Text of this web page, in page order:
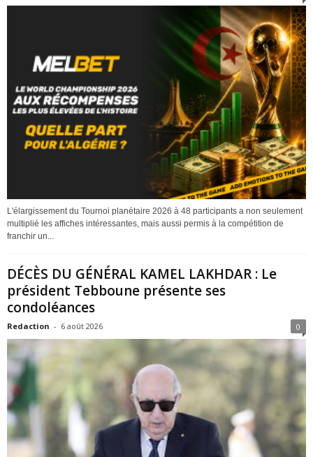
L'élargissement du Tournoi planétaire 2026 à 48 participants a non seulement
multiplié les affiches intéressantes, mais aussi permis à la compétition de
franchir un...
DÉCÈS DU GÉNÉRAL KAMEL LAKHDAR : Le
président Tebboune présente ses
condoléances
Redaction - 6 août 2026 0